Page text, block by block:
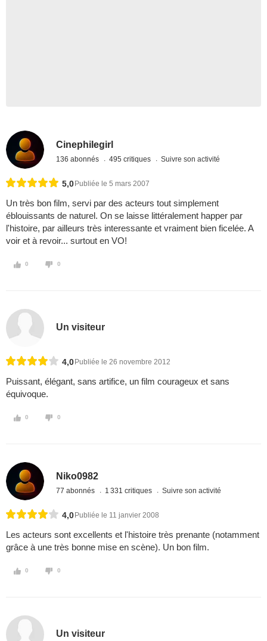
Cinephilegirl
136 abonnés 495 critiques Suivre son activité
5,0 Publiée le 5 mars 2007
Un très bon film, servi par des acteurs tout simplement
éblouissants de naturel. On se laisse littéralement happer par
l'histoire, par ailleurs très interessante et vraiment bien ficelée. A
voir et à revoir... surtout en VO!
0 0
Un visiteur
4,0 Publiée le 26 novembre 2012
Puissant, élégant, sans artifice, un film courageux et sans
équivoque.
0 0
Niko0982
77 abonnés 1 331 critiques Suivre son activité
4,0 Publiée le 11 janvier 2008
Les acteurs sont excellents et l'histoire très prenante (notamment
grâce à une très bonne mise en scène). Un bon film.
0 0
Un visiteur